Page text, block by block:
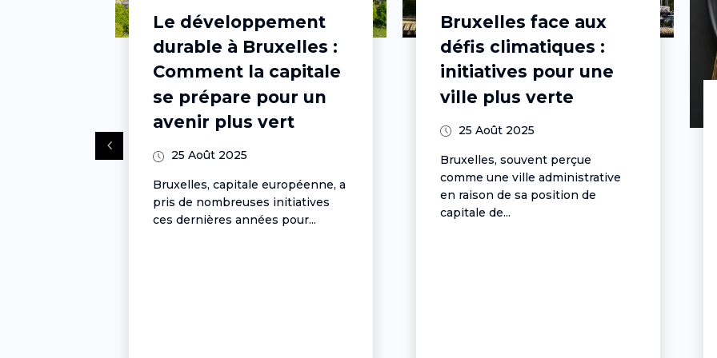
Bruxelles face aux
défis climatiques :
initiatives pour une
ville plus verte
25 Août 2025
Bruxelles, souvent perçue
comme une ville administrative
en raison de sa position de
capitale de...
Continuité
administrative… ou
activisme budgétaire
masqué ?
25 Août 2025